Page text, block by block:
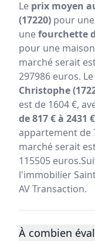
Le prix moyen
(17220) pour
unefourchette
pour une
marché serait
297986 euros. Le
Christophe
est de 1604 €,
de 817 € à 2431 €
appartement de
marché serait
115505
l'immobilier
AV Transaction.
À combien